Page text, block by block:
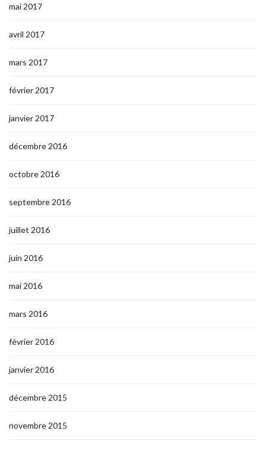
mai 2017
avril 2017
mars 2017
février 2017
janvier 2017
décembre 2016
octobre 2016
septembre 2016
juillet 2016
juin 2016
mai 2016
mars 2016
février 2016
janvier 2016
décembre 2015
novembre 2015